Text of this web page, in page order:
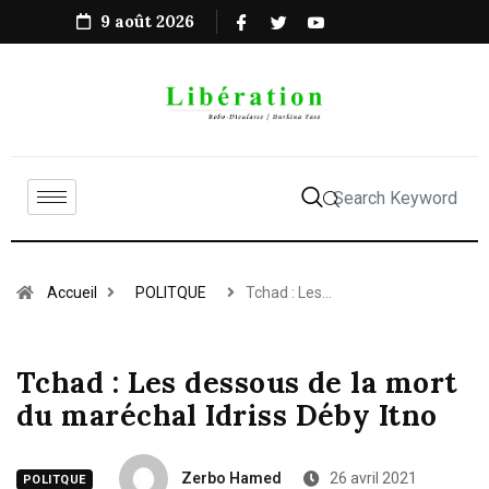
9 août 2026
Accueil POLITQUE Tchad : Les…
Tchad : Les dessous de la mort
du maréchal Idriss Déby Itno
POLITQUE Zerbo Hamed 26 avril 2021